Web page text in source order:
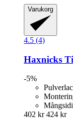
Varukorg
4.5 (4)
Haxnicks
-5%
402 kr 424 kr